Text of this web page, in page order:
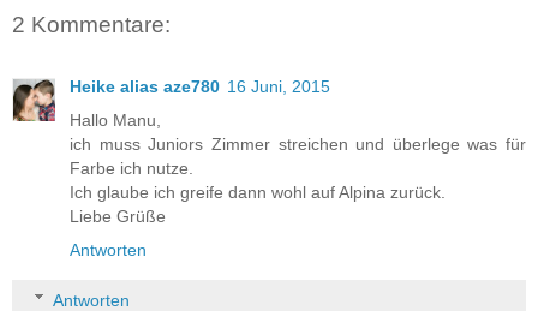
2 Kommentare:
Heike alias aze780 16 Juni, 2015
Hallo Manu,
ich muss Juniors Zimmer streichen und überlege was für
Farbe ich nutze.
Ich glaube ich greife dann wohl auf Alpina zurück.
Liebe Grüße
Antworten
Antworten